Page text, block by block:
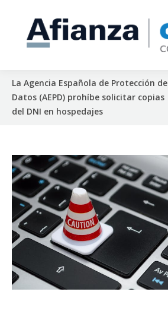
La Agencia Española de Protección de
Datos (AEPD) prohíbe solicitar copias
del DNI en hospedajes